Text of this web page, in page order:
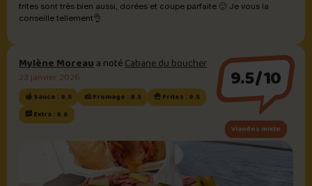
frites sont très bien aussi, dorées et coupe parfaite 🙂 Je vous la
conseille tellement👌
Mylène Moreaua notéCabane du boucher
23 janvier 2026
🍯 Sauce : 9.5 🧀 Fromage : 9.5
🍟 Frites : 9.5
🥓 Extra : 9.6
9.5/10
Viandes mixte